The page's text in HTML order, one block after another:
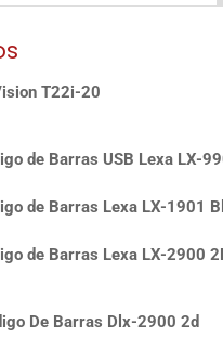
T22i-20
de Barras USB Lexa LX-
de Barras Lexa LX-1901
de Barras Lexa LX-2900
De Barras Dlx-2900 2d